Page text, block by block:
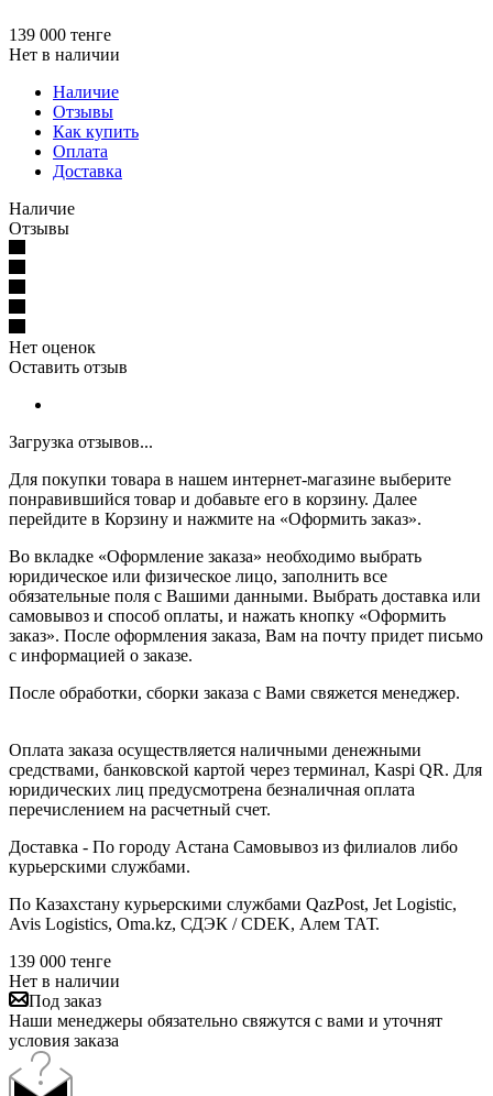
139 000 тенге
Нет в наличии
Наличие
Отзывы
Как купить
Оплата
Доставка
Наличие
Отзывы
Нет оценок
Оставить отзыв
Загрузка отзывов...
Для покупки товара в нашем интернет-магазине выберите
понравившийся товар и добавьте его в корзину. Далее
перейдите в Корзину и нажмите на «Оформить заказ».
Во вкладке «Оформление заказа» необходимо выбрать
юридическое или физическое лицо, заполнить все
обязательные поля с Вашими данными. Выбрать доставка или
самовывоз и способ оплаты, и нажать кнопку «Оформить
заказ». После оформления заказа, Вам на почту придет письмо
с информацией о заказе.
После обработки, сборки заказа с Вами свяжется менеджер.
Оплата заказа осуществляется наличными денежными
средствами, банковской картой через терминал, Kaspi QR. Для
юридических лиц предусмотрена безналичная оплата
перечислением на расчетный счет.
Доставка - По городу Астана Самовывоз из филиалов либо
курьерскими службами.
По Казахстану курьерскими службами QazPost, Jet Logistic,
Avis Logistics, Oma.kz, СДЭК / CDEK, Алем ТАТ.
139 000 тенге
Нет в наличии
Под заказ
Наши менеджеры обязательно свяжутся с вами и уточнят
условия заказа